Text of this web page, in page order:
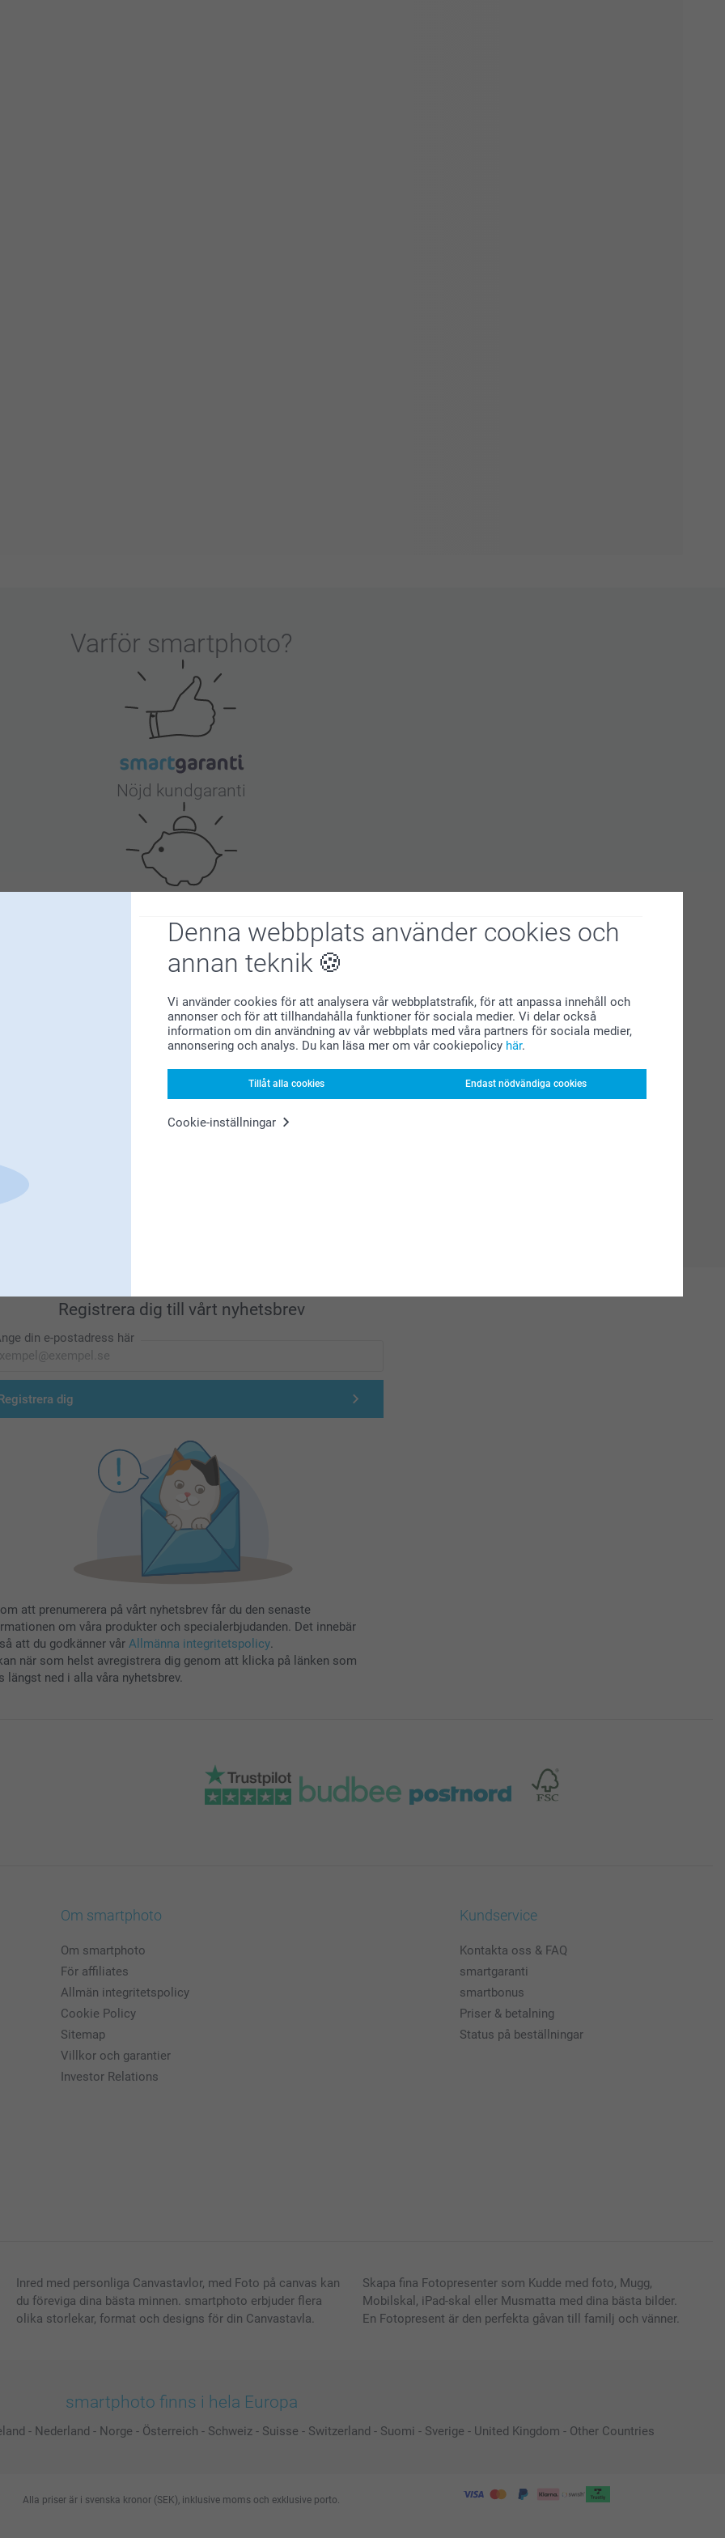
Denna webbplats använder cookies och
annan teknik
Vi använder cookies för att analysera vår webbplatstrafik, för att anpassa innehåll och
annonser och för att tillhandahålla funktioner för sociala medier. Vi delar också
information om din användning av vår webbplats med våra partners för sociala medier,
annonsering och analys. Du kan läsa mer om vår cookiepolicy här.
Tillåt alla cookies Endast nödvändiga cookies
Cookie-inställningar
Varför smartphoto?
Nöjd kundgaranti
Bonus på alla dina köp
Letar du efter inspiration?
Registrera dig till vårt nyhetsbrev
din e-postadress här
dig
att prenumerera på vårt nyhetsbrev får du den senaste
om våra produkter och specialerbjudanden. Det innebär
att du godkänner vår Allmänna integritetspolicy.
när som helst avregistrera dig genom att klicka på länken som
längst ned i alla våra nyhetsbrev.
Om smartphoto
Om smartphoto
För affiliates
Allmän integritetspolicy
Cookie Policy
Sitemap
Villkor och garantier
Investor Relations
Kundservice
Kontakta oss & FAQ
smartgaranti
smartbonus
Priser & betalning
Status på beställningar
Inred med personliga Canvastavlor, med Foto på canvas kan
du föreviga dina bästa minnen. smartphoto erbjuder flera
olika storlekar, format och designs för din Canvastavla.
Skapa fina Fotopresenter som Kudde med foto, Mugg,
Mobilskal, iPad-skal eller Musmatta med dina bästa bilder.
En Fotopresent är den perfekta gåvan till familj och vänner.
smartphoto finns i hela Europa
- Nederland - Norge - Österreich - Schweiz - Suisse - Switzerland - Suomi - Sverige - United Kingdom - Other Countries
Alla priser är i svenska kronor (SEK), inklusive moms och exklusive porto.